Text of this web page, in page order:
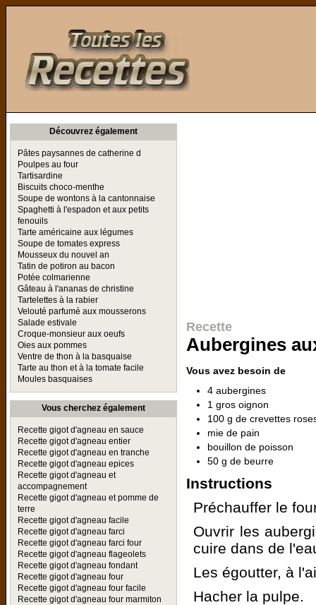
Découvrez également
Pâtes paysannes de catherine d
Poulpes au four
Tartisardine
Biscuits choco-menthe
Soupe de wontons à la cantonnaise
Spaghetti à l'espadon et aux petits
fenouils
Tarte américaine aux légumes
Soupe de tomates express
Mousseux du nouvel an
Tatin de potiron au bacon
Potée colmarienne
Gâteau à l'ananas de christine
Tartelettes à la rabier
Velouté parfumé aux mousserons
Salade estivale
Croque-monsieur aux oeufs
Oies aux pommes
Ventre de thon à la basquaise
Tarte au thon et à la tomate facile
Moules basquaises
Vous cherchez également
Recette gigot d'agneau en sauce
Recette gigot d'agneau entier
Recette gigot d'agneau en tranche
Recette gigot d'agneau epices
Recette gigot d'agneau et
accompagnement
Recette gigot d'agneau et pomme de
terre
Recette gigot d'agneau facile
Recette gigot d'agneau farci
Recette gigot d'agneau farci four
Recette gigot d'agneau flageolets
Recette gigot d'agneau fondant
Recette gigot d'agneau four
Recette gigot d'agneau four facile
Recette gigot d'agneau four marmiton
Recette
Aubergines
Vous avez besoin de
4 aubergines
1 gros oignon
100 g de crevettes
mie de pain
bouillon de poisson
50 g de beurre
Instructions
Préchauffer le
Ouvrir les
cuire dans de
Les égoutter, à
Hacher la pulpe.